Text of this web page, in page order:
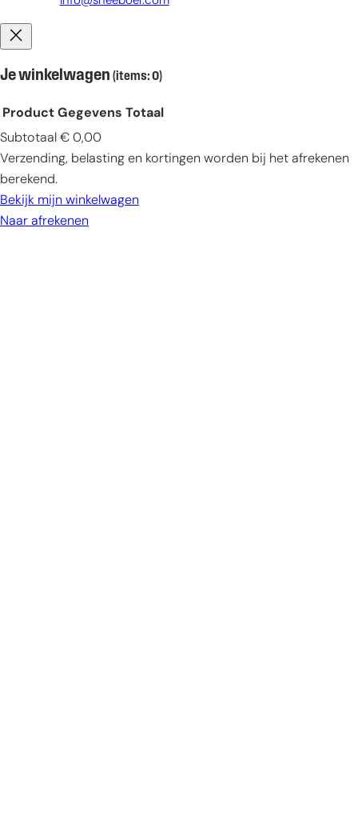
Je winkelwagen (items: 0)
Producten
in
winkelwagen
Product Gegevens Totaal
Subtotaal € 0,00
Verzending, belasting en kortingen worden bij het afrekenen
berekend.
Bekijk mijn winkelwagen
Naar afrekenen